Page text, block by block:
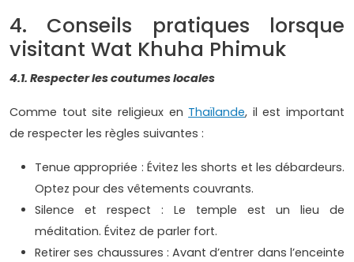
4. Conseils pratiques lorsque
visitant Wat Khuha Phimuk
4.1. Respecter les coutumes locales
Comme tout site religieux en Thaïlande, il est important
de respecter les règles suivantes :
Tenue appropriée : Évitez les shorts et les débardeurs.
Optez pour des vêtements couvrants.
Silence et respect : Le temple est un lieu de
méditation. Évitez de parler fort.
Retirer ses chaussures : Avant d’entrer dans l’enceinte